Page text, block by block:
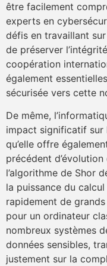
être facilement
experts en
défis en travaillant
de préserver
coopération
également
sécurisée vers cette
De même,
impact significatif sur
qu’elle offre
précédent
l’algorithme de Shor
la puissance du
rapidement de
pour un ordinateur
nombreux systèmes
données sensibles,
justement sur la